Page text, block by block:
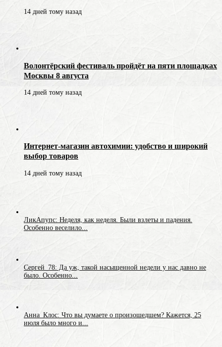
14 дней тому назад
Волонтёрский фестиваль пройдёт на пяти площадках
Москвы 8 августа
14 дней тому назад
Интернет-магазин автохимии: удобство и широкий
выбор товаров
14 дней тому назад
ЛикАпупс: Неделя, как неделя. Были взлеты и падения.
Особенно веселило...
Сергей_78: Да уж, такой насыщенной недели у нас давно не
было. Особенно...
Анна_Клос: Что вы думаете о произошедшем? Кажется, 25
июля было много и...